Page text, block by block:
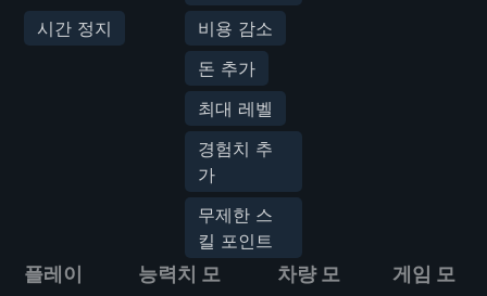
시간 정지
비용 감소
돈 추가
최대 레벨
경험치 추
가
무제한 스
킬 포인트
플레이
능력치 모
차량 모
게임 모